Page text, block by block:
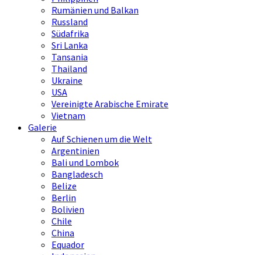
Rumänien und Balkan
Russland
Südafrika
Sri Lanka
Tansania
Thailand
Ukraine
USA
Vereinigte Arabische Emirate
Vietnam
Galerie
Auf Schienen um die Welt
Argentinien
Bali und Lombok
Bangladesch
Belize
Berlin
Bolivien
Chile
China
Equador